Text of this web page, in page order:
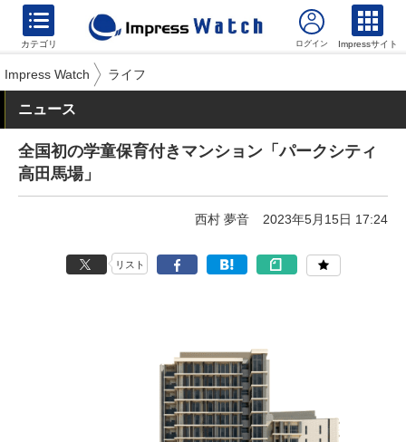
カテゴリ Impressサイト
Impress Watch ライフ
ニュース
全国初の学童保育付きマンション「パークシティ
高田馬場」
西村 夢音 2023年5月15日 17:24
リスト